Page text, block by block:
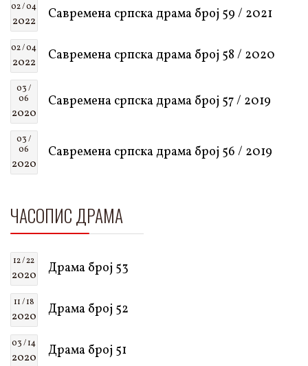
02 / 04
2022 Савремена српска драма број 59 / 2021
02 / 04
2022 Савремена српска драма број 58 / 2020
03 /
06
2020
Савремена српска драма број 57 / 2019
03 /
06
2020
Савремена српска драма број 56 / 2019
ЧАСОПИС ДРАМА
12 / 22
2020 Драма број 53
11 / 18
2020 Драма број 52
03 / 14
2020 Драма број 51